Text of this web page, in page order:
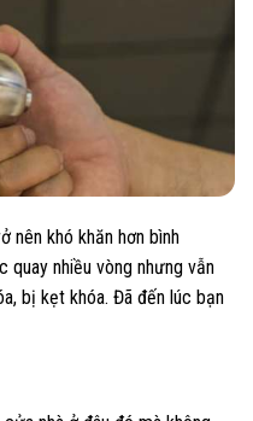
nên khó khăn hơn bình
quay nhiều vòng nhưng vẫn
bị kẹt khóa. Đã đến lúc bạn